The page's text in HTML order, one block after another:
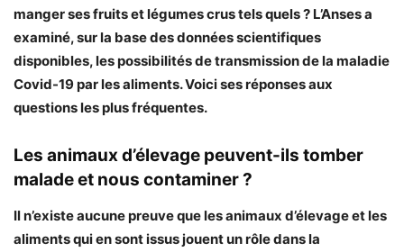
manger ses fruits et légumes crus tels quels ? L’Anses a
examiné, sur la base des données scientifiques
disponibles, les possibilités de transmission de la maladie
Covid-19 par les aliments. Voici ses réponses aux
questions les plus fréquentes.
Les animaux d’élevage peuvent-ils tomber
malade et nous contaminer ?
Il n’existe aucune preuve que les animaux d’élevage et les
aliments qui en sont issus jouent un rôle dans la